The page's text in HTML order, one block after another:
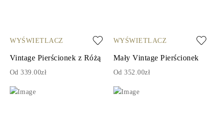
WYŚWIETLACZ
Vintage Pierścionek z Różą
Od 339.00zł
WYŚWIETLACZ
Mały Vintage Pierścionek
Od 352.00zł